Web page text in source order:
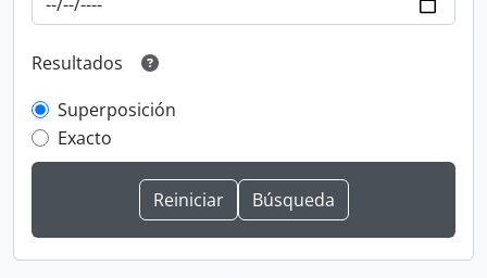
Resultados
Superposición
Exacto